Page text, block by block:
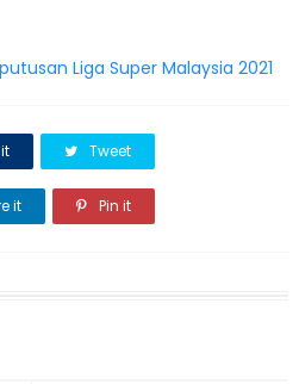
Liga Super Malaysia 2021
Tweet
it Pin it